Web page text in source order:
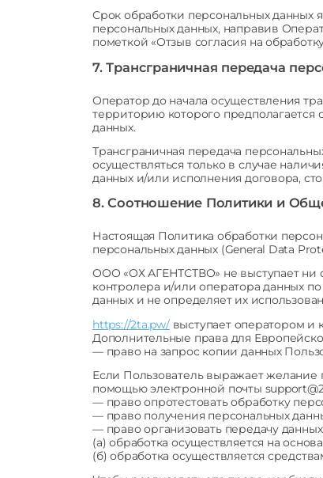
Срок обработки персональных данных
персональных данных, направив
пометкой «Отзыв согласия на
7. Трансграничная передача
Оператор до начала осуществления
территорию которого предполагается
данных.
Трансграничная передача
осуществляться только в случае
данных и/или исполнения договора,
8. Соотношение Политики и
Настоящая Политика обработки
персональных данных (General Data
ООО «ОХ АГЕНТСТВО» не выступает ни
контролера и/или оператора данных
данных и не определяет их
https://2ta.pw/выступает оператором и
Дополнительные права для
— право на запрос копии данных
Если Пользователь выражает желание
помощью электронной почты
— право опротестовать обработку
— право получения персональных
— право организовать передачу
(а) обработка осуществляется на
(б) обработка осуществляется